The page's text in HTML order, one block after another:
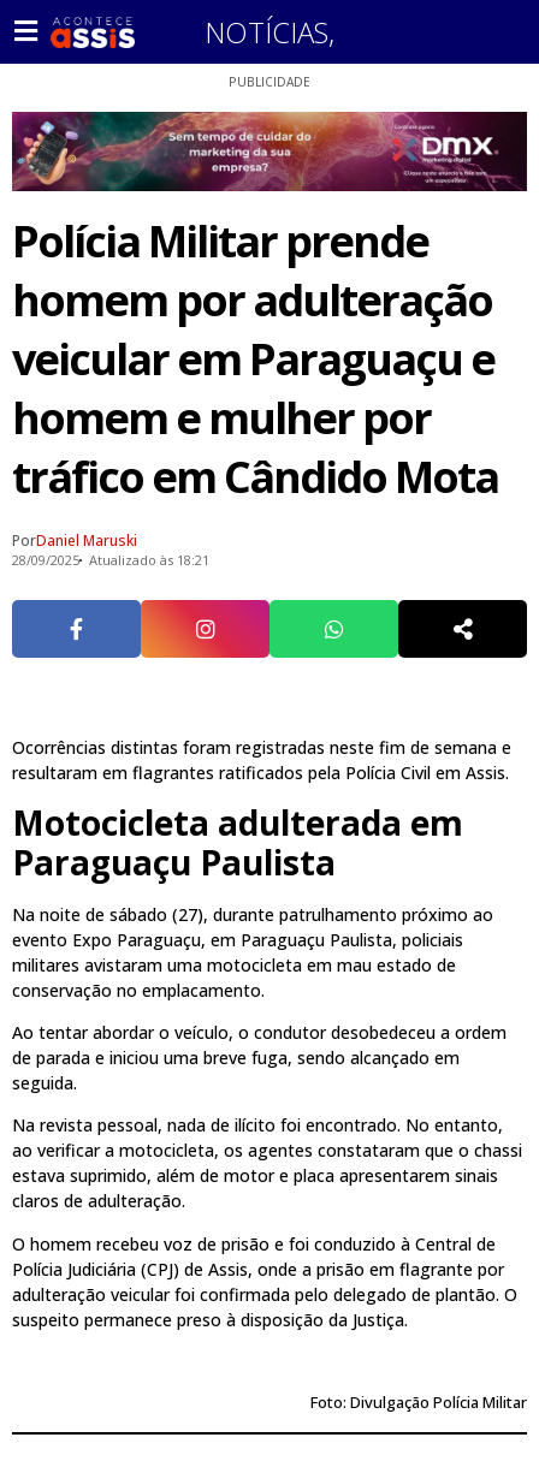
NOTÍCIAS,
PUBLICIDADE
Polícia Militar prende
homem por adulteração
veicular em Paraguaçu e
homem e mulher por
tráfico em Cândido Mota
PorDaniel Maruski
28/09/2025 Atualizado às 18:21
Ocorrências distintas foram registradas neste fim de semana e
resultaram em flagrantes ratificados pela Polícia Civil em Assis.
Motocicleta adulterada em
Paraguaçu Paulista
Na noite de sábado (27), durante patrulhamento próximo ao
evento Expo Paraguaçu, em Paraguaçu Paulista, policiais
militares avistaram uma motocicleta em mau estado de
conservação no emplacamento.
Ao tentar abordar o veículo, o condutor desobedeceu a ordem
de parada e iniciou uma breve fuga, sendo alcançado em
seguida.
Na revista pessoal, nada de ilícito foi encontrado. No entanto,
ao verificar a motocicleta, os agentes constataram que o chassi
estava suprimido, além de motor e placa apresentarem sinais
claros de adulteração.
O homem recebeu voz de prisão e foi conduzido à Central de
Polícia Judiciária (CPJ) de Assis, onde a prisão em flagrante por
adulteração veicular foi confirmada pelo delegado de plantão. O
suspeito permanece preso à disposição da Justiça.
Foto: Divulgação Polícia Militar